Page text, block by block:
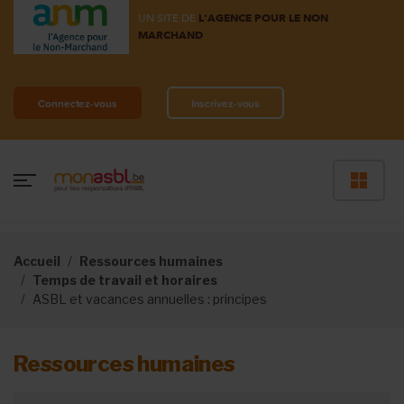
UN SITE DE L'AGENCE POUR LE NON
MARCHAND
Connectez-vous Inscrivez-vous
Accueil
Ressources humaines
Temps de travail et horaires
ASBL et vacances annuelles : principes
Ressources humaines